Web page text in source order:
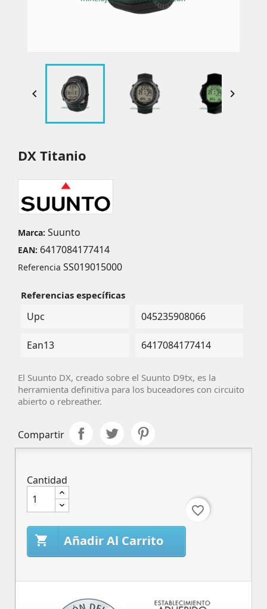
 
DX Titanio
Marca: Suunto
EAN: 6417084177414
Referencia SS019015000
Referencias específicas
Upc 045235908066
Ean13 6417084177414
El Suunto DX, creado sobre el Suunto D9tx, es la
herramienta definitiva para los buceadores con circuito
abierto o rebreather.
Compartir
Cantidad
 Añadir Al Carrito
favorite_border